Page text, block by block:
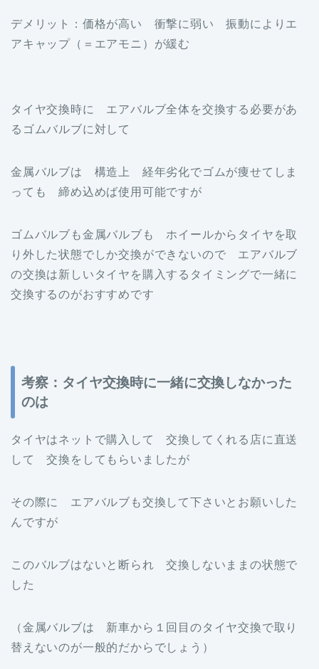
デメリット：価格が高い 衝撃に弱い 振動によりエ
アキャップ（＝エアモニ）が緩む
タイヤ交換時に エアバルブ全体を交換する必要があ
るゴムバルブに対して
金属バルブは 構造上 経年劣化でゴムが痩せてしま
っても 締め込めば使用可能ですが
ゴムバルブも金属バルブも ホイールからタイヤを取
り外した状態でしか交換ができないので エアバルブ
の交換は新しいタイヤを購入するタイミングで一緒に
交換するのがおすすめです
考察：タイヤ交換時に一緒に交換しなかった
のは
タイヤはネットで購入して 交換してくれる店に直送
して 交換をしてもらいましたが
その際に エアバルブも交換して下さいとお願いした
んですが
このバルブはないと断られ 交換しないままの状態で
した
（金属バルブは 新車から１回目のタイヤ交換で取り
替えないのが一般的だからでしょう）